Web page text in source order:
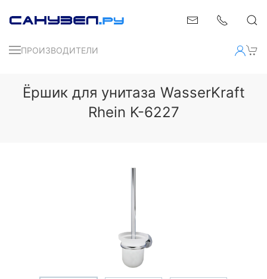
ПРОИЗВОДИТЕЛИ
Ёршик для унитаза WasserKraft
Rhein K-6227